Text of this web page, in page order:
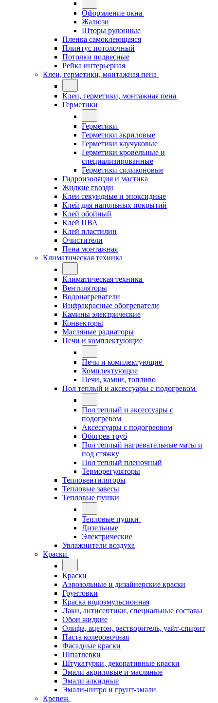
Оформление окна
Жалюзи
Шторы рулонные
Пленка самоклеющаяся
Плинтус потолочный
Потолки подвесные
Рейка интерьерная
Клеи, герметики, монтажная пена
Клеи, герметики, монтажная пена
Герметики
Герметики
Герметики акриловые
Герметики каучуковые
Герметики кровельные и
специализированные
Герметики силиконовые
Гидроизоляция и мастика
Жидкие гвозди
Клеи секундные и эпоксидные
Клей для напольных покрытий
Клей обойный
Клей ПВА
Клей пластилин
Очистители
Пена монтажная
Климатическая техника
Климатическая техника
Вентиляторы
Водонагреватели
Инфракрасные обогреватели
Камины электрические
Конвекторы
Масляные радиаторы
Печи и комплектующие
Печи и комплектующие
Комплектующие
Печи, камни, топливо
Пол теплый и аксессуары с подогревом
Пол теплый и аксессуары с
подогревом
Аксессуары с подогреовом
Обогрев труб
Пол теплый нагревательные маты и
под стяжку
Пол теплый пленочный
Терморегуляторы
Тепловентиляторы
Тепловые завесы
Тепловые пушки
Тепловые пушки
Дизельные
Электрические
Увлажнители воздуха
Краски
Краски
Аэрозольные и дизайнерские краски
Грунтовки
Краска водоэмульсионная
Лаки, антисептики, специальные составы
Обои жидкие
Олифа, ацетон, растворитель, уайт-спирит
Паста колеровочная
Фасадные краски
Шпатлевки
Штукатурки, декоративные краски
Эмали акриловые и масляные
Эмали алкидные
Эмали-нитро и грунт-эмали
Крепеж